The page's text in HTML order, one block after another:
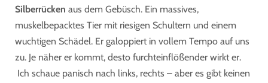
Silberrücken aus dem Gebüsch. Ein massives,
muskelbepacktes Tier mit riesigen Schultern und einem
wuchtigen Schädel. Er galoppiert in vollem Tempo auf uns
zu. Je näher er kommt, desto furchteinflößender wirkt er.
Ich schaue panisch nach links, rechts – aber es gibt keinen